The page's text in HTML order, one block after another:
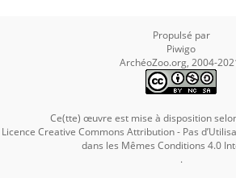
Propulsé par
Piwigo
ArchéoZoo.org, 2004-
Ce(tte) œuvre est mise à disposition
Licence Creative Commons Attribution - Pas
dans les Mêmes Conditions 4.0
.